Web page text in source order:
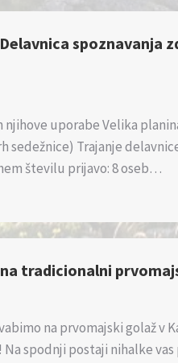
spoznavanja
uporabe Velika
sedežnice) Trajanje
številu prijavo: 8 oseb…
tradicionalni
na prvomajski golaž v
spodnji postaji nihalke